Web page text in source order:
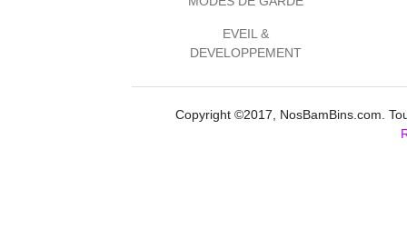
EVEIL &
DEVELOPPEMENT
Copyright ©2017, NosBamBins.com.